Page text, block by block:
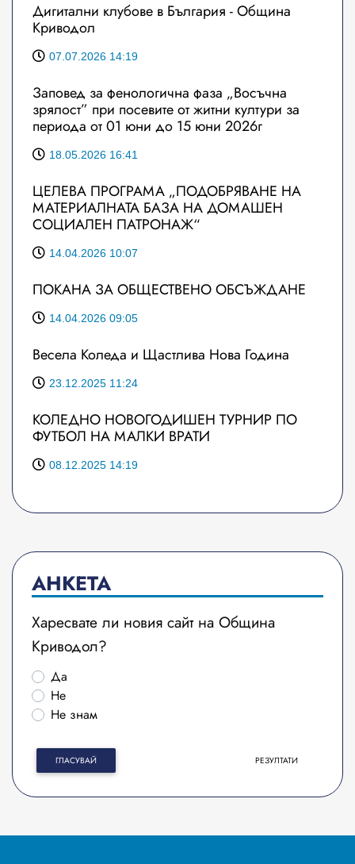
Дигитални клубове в България - Община
Криводол
07.07.2026 14:19
Заповед за фенологична фаза „Восъчна
зрялост” при посевите от житни култури за
периода от 01 юни до 15 юни 2026г
18.05.2026 16:41
ЦЕЛЕВА ПРОГРАМА „ПОДОБРЯВАНЕ НА
МАТЕРИАЛНАТА БАЗА НА ДОМАШЕН
СОЦИАЛЕН ПАТРОНАЖ“
14.04.2026 10:07
ПОКАНА ЗА ОБЩЕСТВЕНО ОБСЪЖДАНЕ
14.04.2026 09:05
Весела Коледа и Щастлива Нова Година
23.12.2025 11:24
КОЛЕДНО НОВОГОДИШЕН ТУРНИР ПО
ФУТБОЛ НА МАЛКИ ВРАТИ
08.12.2025 14:19
АНКЕТА
Харесвате ли новия сайт на Община
Криводол?
Да
Не
Не знам
ГЛАСУВАЙ РЕЗУЛТАТИ